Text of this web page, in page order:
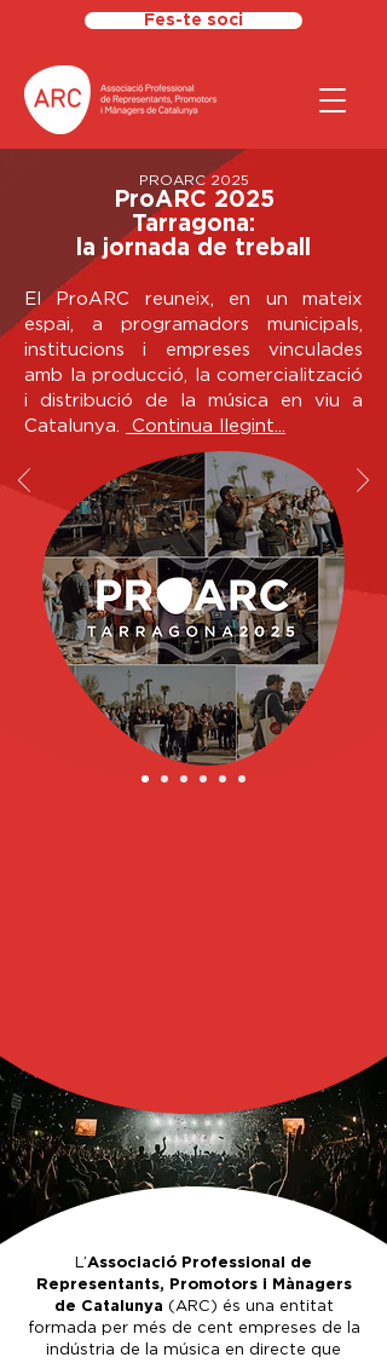
Fes-te soci
PROARC 2025
ProARC 2025
Tarragona:
la jornada de treball
El ProARC reuneix, en un mateix
espai, a programadors municipals,
institucions i empreses vinculades
amb la producció, la comercialització
i distribució de la música en viu a
Catalunya.
Continua llegint...
L’Associació Professional de
Representants, Promotors i Mànagers
de Catalunya (ARC) és una entitat
formada per més de cent empreses de la
indústria de la música en directe que